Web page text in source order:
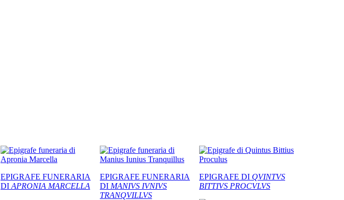
EPIGRAFE FUNERARIA
DI APRONIA MARCELLA
EPIGRAFE FUNERARIA
DI MANIVS IVNIVS
TRANQVILLVS
EPIGRAFE DI QVINTVS
BITTIVS PROCVLVS